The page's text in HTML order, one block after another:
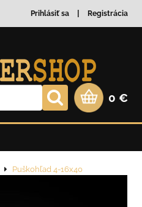
Prihlásiť sa Registrácia
0 €
Puškohľad 4-16x40